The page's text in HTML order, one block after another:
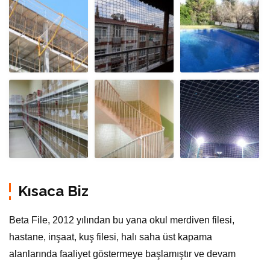
Kısaca Biz
Beta File, 2012 yılından bu yana okul merdiven filesi,
hastane, inşaat, kuş filesi, halı saha üst kapama
alanlarında faaliyet göstermeye başlamıştır ve devam